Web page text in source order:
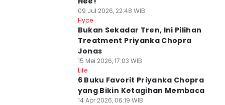
09 Jul 2026, 22:48 WIB
Hype
Bukan Sekadar Tren, Ini Pilihan
Treatment Priyanka Chopra
Jonas
15 Mei 2026, 17:03 WIB
Life
6 Buku Favorit Priyanka Chopra
yang Bikin Ketagihan Membaca
14 Apr 2026, 06:19 WIB